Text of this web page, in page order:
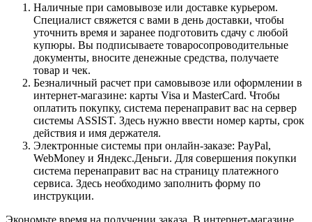
Наличные при самовывозе или доставке курьером.
Специалист свяжется с вами в день доставки, чтобы
уточнить время и заранее подготовить сдачу с любой
купюры. Вы подписываете товаросопроводительные
документы, вносите денежные средства, получаете
товар и чек.
Безналичный расчет при самовывозе или оформлении в
интернет-магазине: карты Visa и MasterCard. Чтобы
оплатить покупку, система перенаправит вас на сервер
системы ASSIST. Здесь нужно ввести номер карты, срок
действия и имя держателя.
Электронные системы при онлайн-заказе: PayPal,
WebMoney и Яндекс.Деньги. Для совершения покупки
система перенаправит вас на страницу платежного
сервиса. Здесь необходимо заполнить форму по
инструкции.
Экономьте время на получении заказа. В интернет-магазине